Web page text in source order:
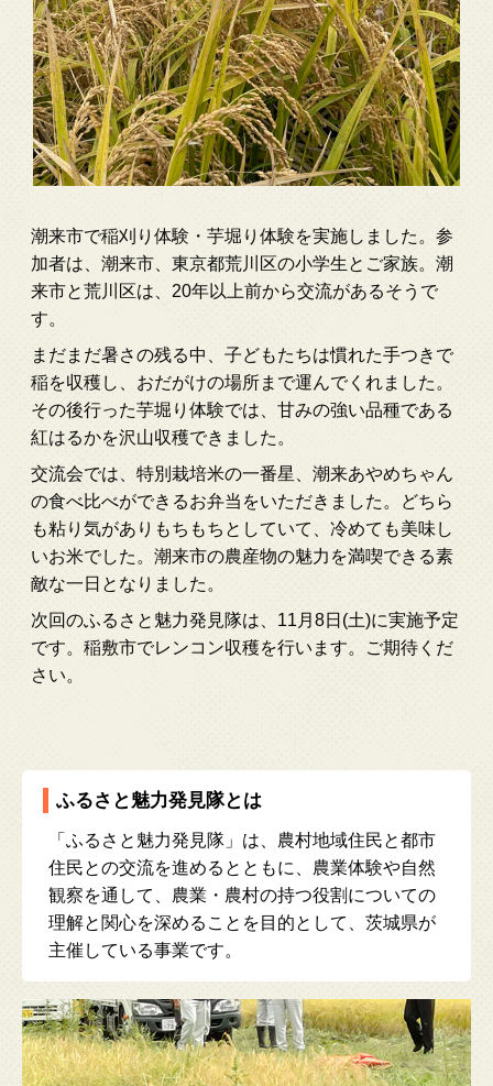
潮来市で稲刈り体験・芋堀り体験を実施しました。参
加者は、潮来市、東京都荒川区の小学生とご家族。潮
来市と荒川区は、20年以上前から交流があるそうで
す。
まだまだ暑さの残る中、子どもたちは慣れた手つきで
稲を収穫し、おだがけの場所まで運んでくれました。
その後行った芋堀り体験では、甘みの強い品種である
紅はるかを沢山収穫できました。
交流会では、特別栽培米の一番星、潮来あやめちゃん
の食べ比べができるお弁当をいただきました。どちら
も粘り気がありもちもちとしていて、冷めても美味し
いお米でした。潮来市の農産物の魅力を満喫できる素
敵な一日となりました。
次回のふるさと魅力発見隊は、11月8日(土)に実施予定
です。稲敷市でレンコン収穫を行います。ご期待くだ
さい。
ふるさと魅力発見隊とは
「ふるさと魅力発見隊」は、農村地域住民と都市
住民との交流を進めるとともに、農業体験や自然
観察を通して、農業・農村の持つ役割についての
理解と関心を深めることを目的として、茨城県が
主催している事業です。